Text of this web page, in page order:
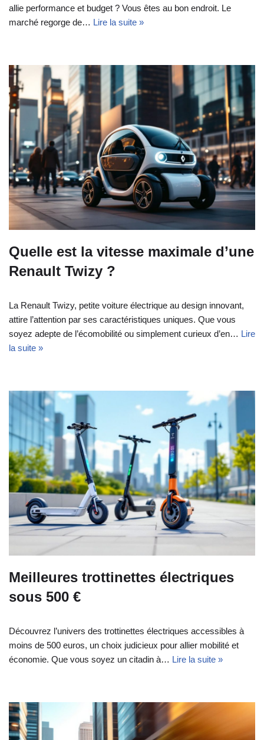
allie performance et budget ? Vous êtes au bon endroit. Le
marché regorge de… Lire la suite »
Quelle est la vitesse maximale d’une
Renault Twizy ?
La Renault Twizy, petite voiture électrique au design innovant,
attire l’attention par ses caractéristiques uniques. Que vous
soyez adepte de l’écomobilité ou simplement curieux d’en… Lire
la suite »
Meilleures trottinettes électriques
sous 500 €
Découvrez l’univers des trottinettes électriques accessibles à
moins de 500 euros, un choix judicieux pour allier mobilité et
économie. Que vous soyez un citadin à… Lire la suite »